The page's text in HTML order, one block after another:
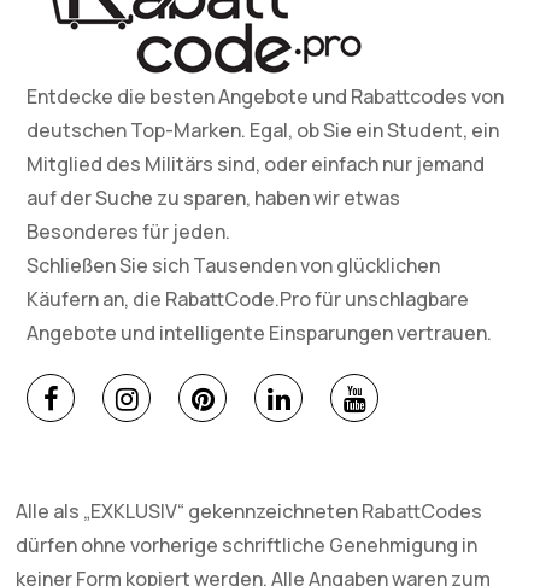
Entdecke die besten Angebote und Rabattcodes von
deutschen Top-Marken. Egal, ob Sie ein Student, ein
Mitglied des Militärs sind, oder einfach nur jemand
auf der Suche zu sparen, haben wir etwas
Besonderes für jeden.
Schließen Sie sich Tausenden von glücklichen
Käufern an, die RabattCode.Pro für unschlagbare
Angebote und intelligente Einsparungen vertrauen.
Alle als „EXKLUSIV“ gekennzeichneten RabattCodes
dürfen ohne vorherige schriftliche Genehmigung in
keiner Form kopiert werden. Alle Angaben waren zum